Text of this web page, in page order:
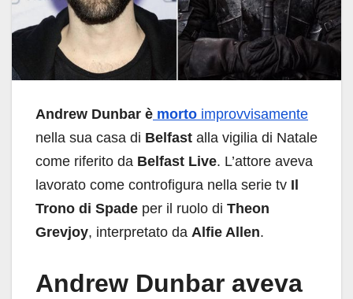
Andrew Dunbar è morto improvvisamente
nella sua casa di Belfast alla vigilia di Natale
come riferito da Belfast Live. L’attore aveva
lavorato come controfigura nella serie tv Il
Trono di Spade per il ruolo di Theon
Grevjoy, interpretato da Alfie Allen.
Andrew Dunbar aveva